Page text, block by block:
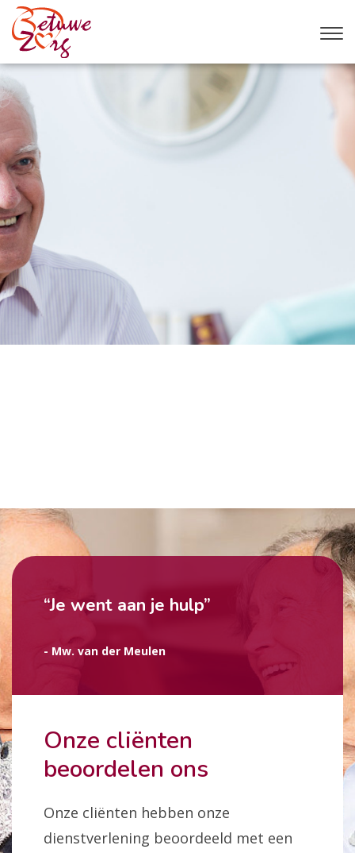
Onze cliënten
beoordelen ons
Onze cliënten hebben onze
dienstverlening beoordeeld met een
“Je went aan je hulp”
- Mw. van der Meulen